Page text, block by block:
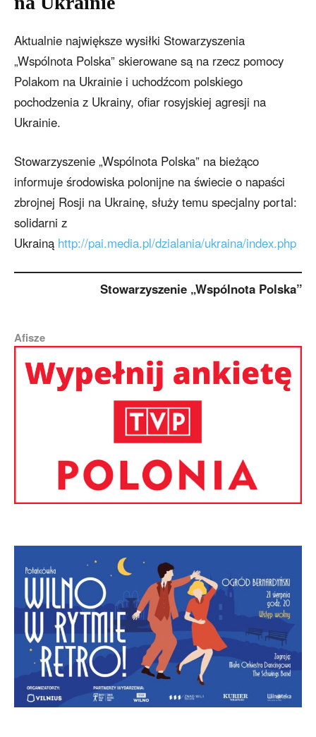
Aktualnie największe wysiłki Stowarzyszenia
„Wspólnota Polska” skierowane są na rzecz pomocy
Polakom na Ukrainie i uchodźcom polskiego
pochodzenia z Ukrainy, ofiar rosyjskiej agresji na
Ukrainie.
Stowarzyszenie „Wspólnota Polska” na bieżąco
informuje środowiska polonijne na świecie o napaści
zbrojnej Rosji na Ukrainę, służy temu specjalny portal:
solidarni z
Ukrainą http://pai.media.pl/dzialania/ukraina/index.php
Stowarzyszenie „Wspólnota Polska”
Afisze